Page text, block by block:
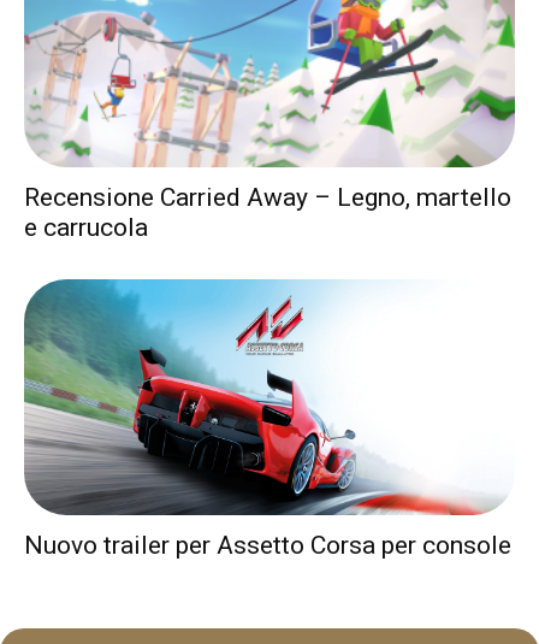
Recensione Carried Away – Legno, martello
e carrucola
Nuovo trailer per Assetto Corsa per console